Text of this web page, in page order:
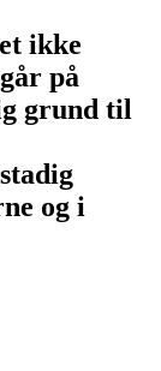
ikke
på
grund til
og i